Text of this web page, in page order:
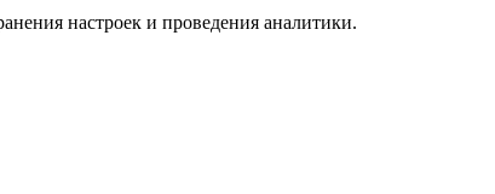
настроек и проведения аналитики.